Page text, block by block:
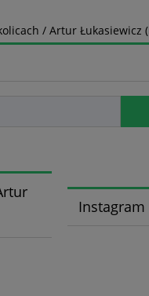
/ Artur Łukasiewicz
Instagram